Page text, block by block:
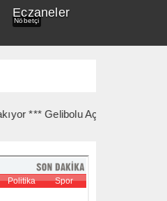
Eczaneler
Nöbetçi
Açıklarında Gemi